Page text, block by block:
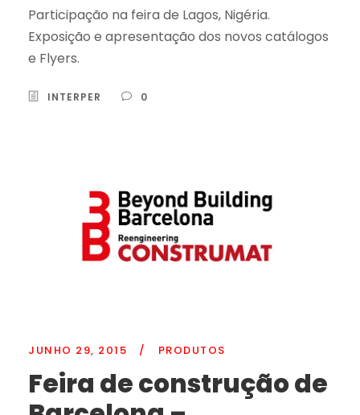
Participação na feira de Lagos, Nigéria.
Exposição e apresentação dos novos catálogos
e Flyers.
INTERPER 0
JUNHO 29, 2015 / PRODUTOS
Feira de construção de